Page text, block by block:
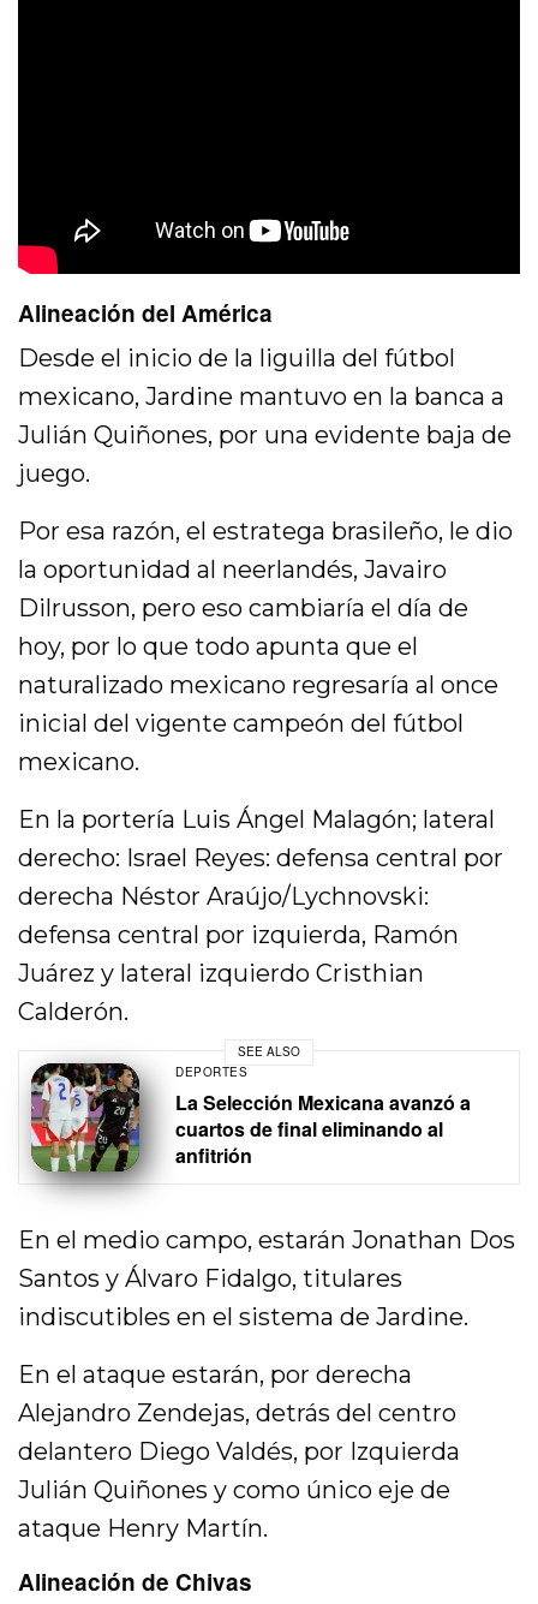
Alineación del América
Desde el inicio de la liguilla del fútbol
mexicano, Jardine mantuvo en la banca a
Julián Quiñones, por una evidente baja de
juego.
Por esa razón, el estratega brasileño, le dio
la oportunidad al neerlandés, Javairo
Dilrusson, pero eso cambiaría el día de
hoy, por lo que todo apunta que el
naturalizado mexicano regresaría al once
inicial del vigente campeón del fútbol
mexicano.
En la portería Luis Ángel Malagón; lateral
derecho: Israel Reyes: defensa central por
derecha Néstor Araújo/Lychnovski:
defensa central por izquierda, Ramón
Juárez y lateral izquierdo Cristhian
Calderón.
SEE ALSO
DEPORTES
La Selección Mexicana avanzó a
cuartos de final eliminando al
anfitrión
En el medio campo, estarán Jonathan Dos
Santos y Álvaro Fidalgo, titulares
indiscutibles en el sistema de Jardine.
En el ataque estarán, por derecha
Alejandro Zendejas, detrás del centro
delantero Diego Valdés, por Izquierda
Julián Quiñones y como único eje de
ataque Henry Martín.
Alineación de Chivas